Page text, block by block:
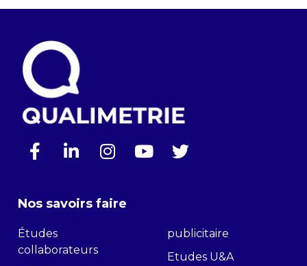
Nos savoirs faire
Études
collaborateurs
publicitaire
Etudes U&A